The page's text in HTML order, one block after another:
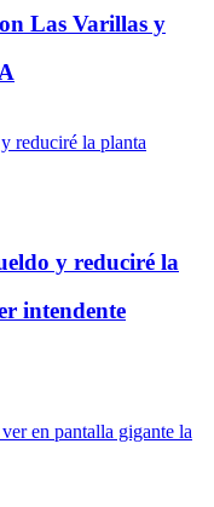
Las Varillas y
y reduciré la
intendente